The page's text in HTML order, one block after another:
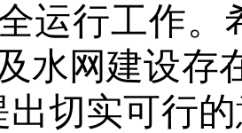
运行工作。
水网建设存
出切实可行